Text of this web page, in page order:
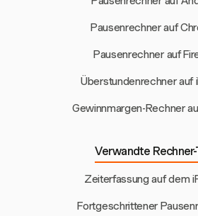
Pausenrechner auf
Pausenrechner auf
Überstundenrechner auf
Gewinnmargen-Rechner
Verwandte Rechner-
Zeiterfassung auf dem
Fortgeschrittener